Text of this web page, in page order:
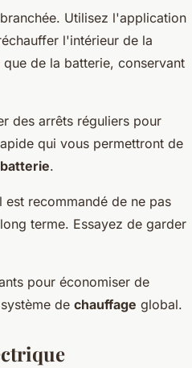
Utilisez l'application
l'intérieur de la
de la batterie, conservant
des arrêts réguliers pour
qui vous permettront de
batterie.
recommandé de ne pas
terme. Essayez de garder
pour économiser de
de chauffage global.